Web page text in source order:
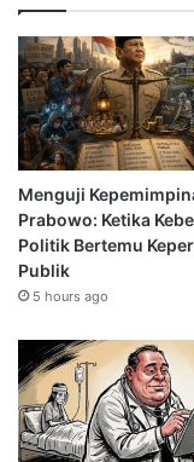
Menguji
Prabowo: Ketika
Politik Bertemu
Publik
5 hours ago